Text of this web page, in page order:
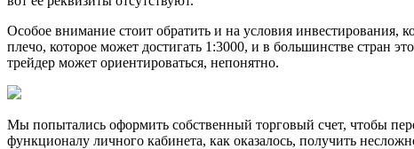
Особое внимание стоит обратить и на условия инвестирования,
плечо, которое может достигать 1:3000, и в большинстве стран
трейдер может ориентироваться, непонятно.
Мы попытались оформить собственный торговый счет, чтобы
функционалу личного кабинета, как оказалось, получить